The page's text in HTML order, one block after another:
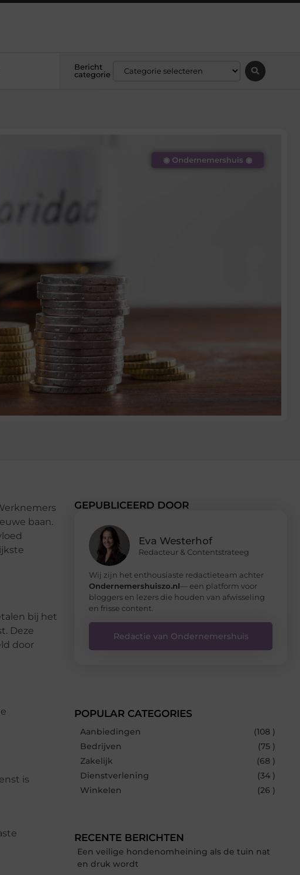
Bericht
categorie
◉ Ondernemershuis ◉
baan.
bij het
Deze
door
is
GEPUBLICEERD DOOR
Eva Westerhof
Redacteur & Contentstrateeg
Wij zijn het enthousiaste redactieteam achter
Ondernemershuiszo.nl— een platform voor
bloggers en lezers die houden van afwisseling
en frisse content.
Redactie van Ondernemershuis
POPULAR CATEGORIES
Aanbiedingen
(108 )
Bedrijven
(75 )
Zakelijk
(68 )
Dienstverlening
(34 )
Winkelen
(26 )
RECENTE BERICHTEN
Een veilige hondenomheining als de tuin nat
en druk wordt